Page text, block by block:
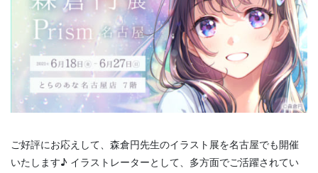
ご好評にお応えして、森倉円先生のイラスト展を名古屋でも開催
いたします♪ イラストレーターとして、多方面でご活躍されてい